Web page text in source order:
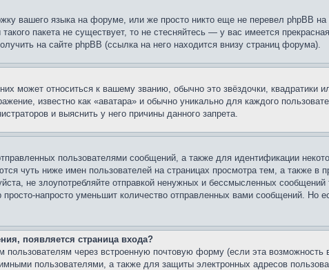
вашего языка на форуме, или же просто никто еще не перевел phpBB
пакета не существует, то не стесняйтесь — у вас имеется
на сайте phpBB (ссылка на него находится внизу страниц форума).
может относиться к вашему званию, обычно это звёздочки, квадратики
известно как «аватара» и обычно уникально для каждого
и выяснить у него причины данного запрета.
пользователями сообщений, а также для идентификации
чуть ниже имен пользователей на страницах просмотра тем, а также
не злоупотребляйте отправкой ненужных и бессмысленных
напросто уменьшит количество отправленных вами сообщений. Но
появляется страница входа?
пользователям через встроенную почтовую форму (если эта
пользователями, а также для защиты электронных адресов